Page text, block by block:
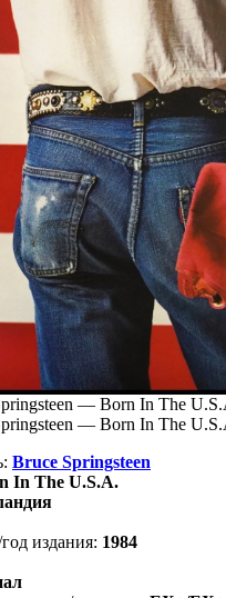
Bruce Springsteen
In The U.S.A.
издания: 1984